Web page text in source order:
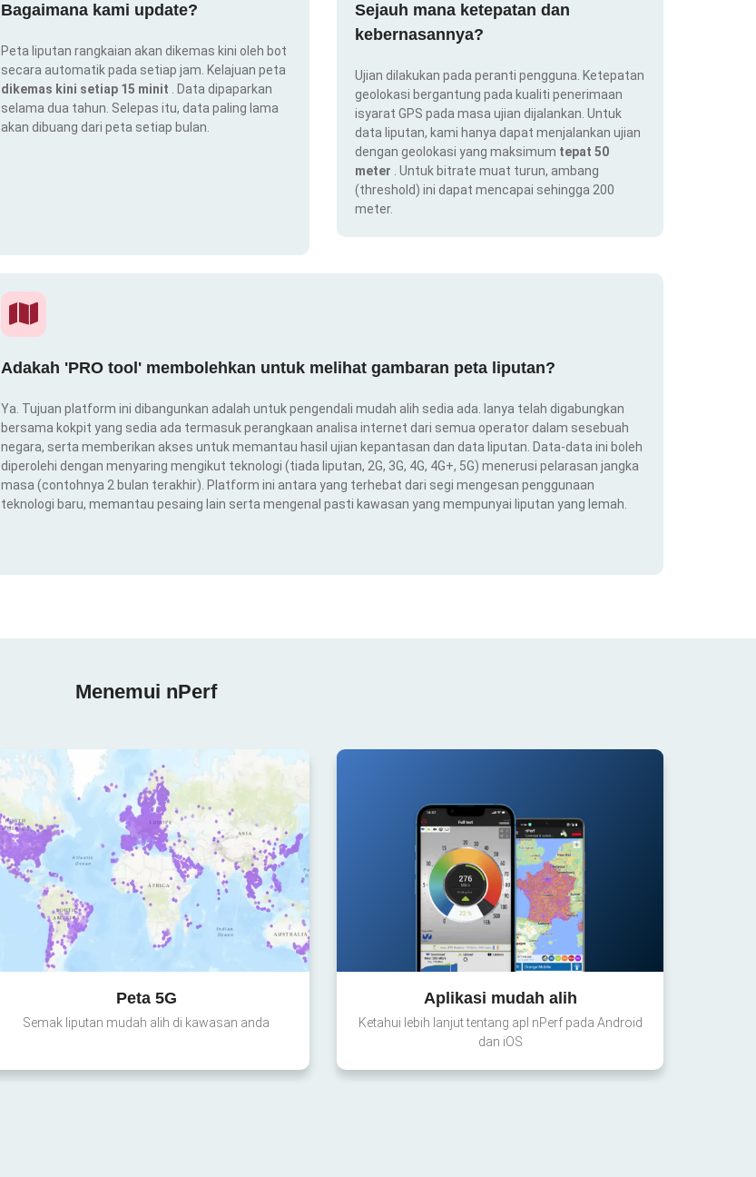
Bagaimana kami update?
Peta liputan rangkaian akan dikemas kini oleh bot
secara automatik pada setiap jam. Kelajuan peta
dikemas kini setiap 15 minit
. Data dipaparkan
selama dua tahun. Selepas itu, data paling lama
akan dibuang dari peta setiap bulan.
Sejauh mana ketepatan dan
kebernasannya?
Ujian dilakukan pada peranti pengguna. Ketepatan
geolokasi bergantung pada kualiti penerimaan
isyarat GPS pada masa ujian dijalankan. Untuk
data liputan, kami hanya dapat menjalankan ujian
dengan geolokasi yang maksimum tepat 50
meter
. Untuk bitrate muat turun, ambang
(threshold) ini dapat mencapai sehingga 200
meter.
Adakah 'PRO tool' membolehkan untuk melihat gambaran peta liputan?
Ya. Tujuan platform ini dibangunkan adalah untuk pengendali mudah alih sedia ada. Ianya telah digabungkan
bersama kokpit yang sedia ada termasuk perangkaan analisa internet dari semua operator dalam sesebuah
negara, serta memberikan akses untuk memantau hasil ujian kepantasan dan data liputan. Data-data ini boleh
diperolehi dengan menyaring mengikut teknologi (tiada liputan, 2G, 3G, 4G, 4G+, 5G) menerusi pelarasan jangka
masa (contohnya 2 bulan terakhir). Platform ini antara yang terhebat dari segi mengesan penggunaan
teknologi baru, memantau pesaing lain serta mengenal pasti kawasan yang mempunyai liputan yang lemah.
Menemui nPerf
Peta 5G
Semak liputan mudah alih di kawasan anda
Aplikasi mudah alih
Ketahui lebih lanjut tentang apl nPerf pada Android
dan iOS